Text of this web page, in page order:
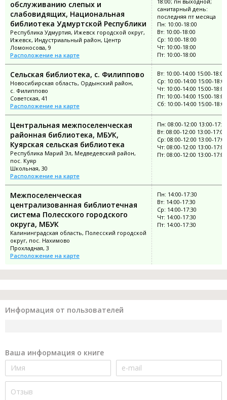
обслуживанию слепых и
слабовидящих, Национальная
библиотека Удмуртской Республики
Республика Удмуртия, Ижевск городской округ,
Ижевск, Индустриальный район, Центр
Ломоносова, 9
Расположение на карте
санитарный день:
последняя пт месяца
Пн: 10:00-18:00
Вт: 10:00-18:00
Ср: 10:00-18:00
Чт: 10:00-18:00
Пт: 10:00-18:00
Сельская библиотека, с. Филиппово
Новосибирская область, Ордынский район,
с. Филиппово
Советская, 41
Расположение на карте
Вт: 10:00-14:00 15:00-18:00
Ср: 10:00-14:00 15:00-18:00
Чт: 10:00-14:00 15:00-18:00
Пт: 10:00-14:00 15:00-18:00
Сб: 10:00-14:00 15:00-18:00
Центральная межпоселенческая
районная библиотека, МБУК,
Куярская сельская библиотека
Республика Марий Эл, Медведевский район,
пос. Куяр
Школьная, 30
Расположение на карте
Пн: 08:00-12:00 13:00-
Вт: 08:00-12:00 13:00-17:00
Ср: 08:00-12:00 13:00-17:00
Чт: 08:00-12:00 13:00-17:00
Пт: 08:00-12:00 13:00-17:00
Межпоселенческая
централизованная библиотечная
система Полесского городского
округа, МБУК
Калининградская область, Полесский городской
округ, пос. Нахимово
Прохладная, 3
Расположение на карте
Пн: 14:00-17:30
Вт: 14:00-17:30
Ср: 14:00-17:30
Чт: 14:00-17:30
Пт: 14:00-17:30
Информация от пользователей
Ваша информация о книге